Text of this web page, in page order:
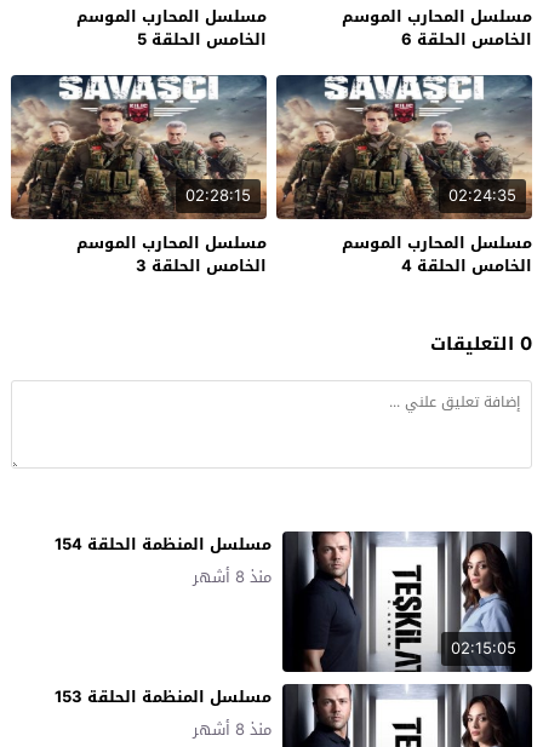
مسلسل المحارب الموسم
الخامس الحلقة 6
مسلسل المحارب الموسم
الخامس الحلقة 5
02:24:35
مسلسل المحارب الموسم
الخامس الحلقة 4
02:28:15
مسلسل المحارب الموسم
الخامس الحلقة 3
0 التعليقات
02:15:05
مسلسل المنظمة الحلقة 154
منذ 8 أشهر
مسلسل المنظمة الحلقة 153
منذ 8 أشهر